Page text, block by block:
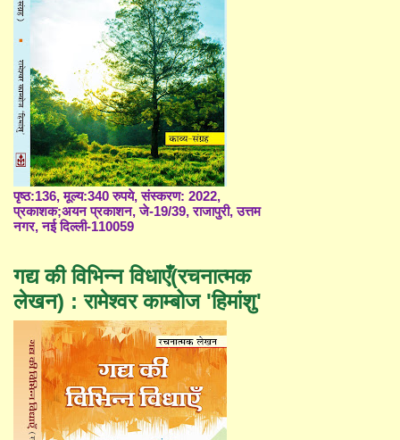
पृष्ठ:136, मूल्य:340 रुपये, संस्करण: 2022,
प्रकाशक;अयन प्रकाशन, जे-19/39, राजापुरी, उत्तम
नगर, नई दिल्ली-110059
गद्य की विभिन्न विधाएँ(रचनात्मक
लेखन) : रामेश्वर काम्बोज 'हिमांशु'